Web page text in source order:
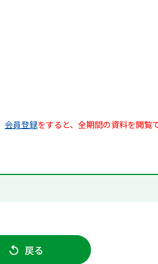
会員登録をすると、全期間の資料を閲覧
戻る